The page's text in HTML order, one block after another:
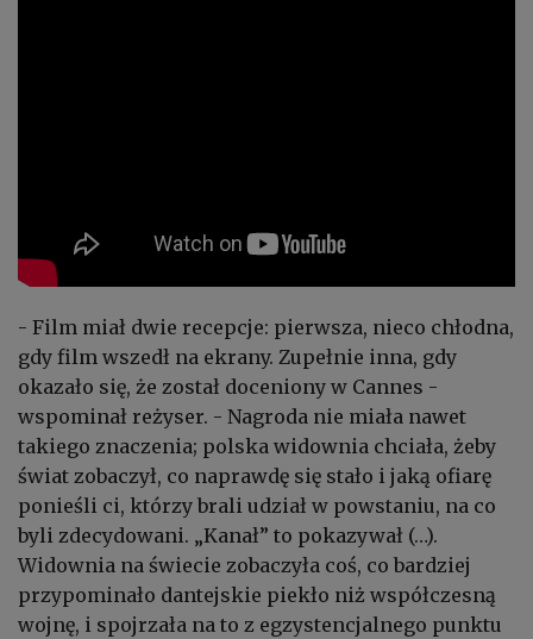
- Film miał dwie recepcje: pierwsza, nieco chłodna,
gdy film wszedł na ekrany. Zupełnie inna, gdy
okazało się, że został doceniony w Cannes -
wspominał reżyser. - Nagroda nie miała nawet
takiego znaczenia; polska widownia chciała, żeby
świat zobaczył, co naprawdę się stało i jaką ofiarę
ponieśli ci, którzy brali udział w powstaniu, na co
byli zdecydowani. „Kanał” to pokazywał (…).
Widownia na świecie zobaczyła coś, co bardziej
przypominało dantejskie piekło niż współczesną
wojnę, i spojrzała na to z egzystencjalnego punktu